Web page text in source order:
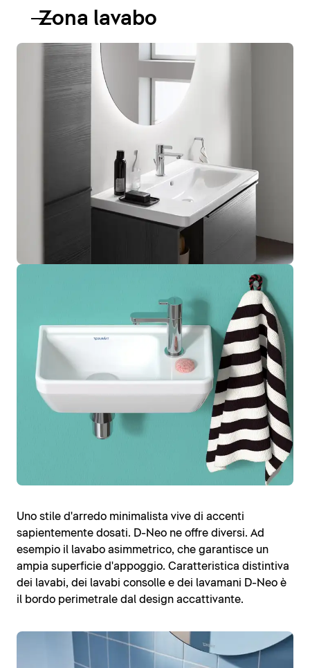
Zona lavabo
Uno stile d'arredo minimalista vive di accenti
sapientemente dosati. D-Neo ne offre diversi. Ad
esempio il lavabo asimmetrico, che garantisce un
ampia superficie d'appoggio. Caratteristica distintiva
dei lavabi, dei lavabi consolle e dei lavamani D-Neo è
il bordo perimetrale dal design accattivante.